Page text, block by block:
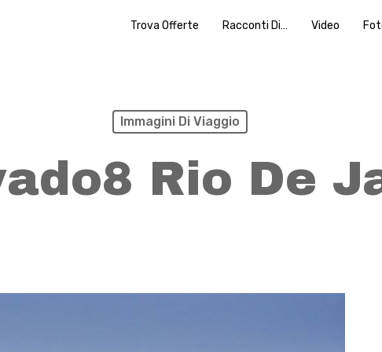
Trova Offerte Racconti Di… Video
Immagini Di Viaggio
Rio De